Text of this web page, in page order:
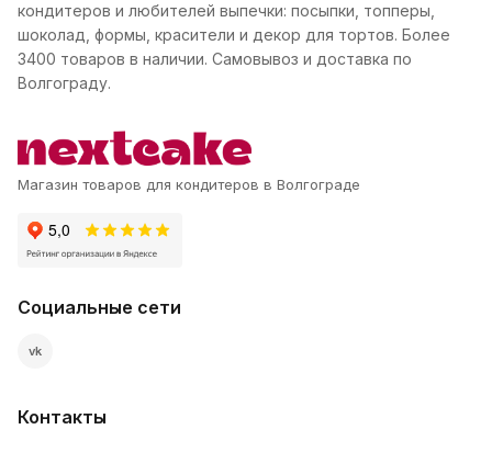
кондитеров и любителей выпечки: посыпки, топперы,
шоколад, формы, красители и декор для тортов. Более
3400 товаров в наличии. Самовывоз и доставка по
Волгограду.
Магазин товаров для кондитеров в Волгограде
Социальные сети
vk
Контакты